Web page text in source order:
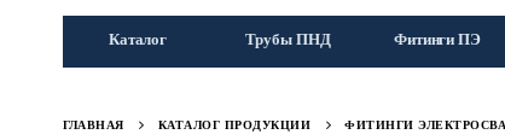
Каталог Трубы ПНД Фитинги ПЭ
ГЛАВНАЯ КАТАЛОГ ПРОДУКЦИИ ФИТИНГИ